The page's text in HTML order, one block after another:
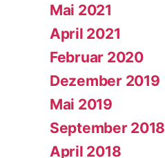
Mai 2021
April 2021
Februar 2020
Dezember 2019
Mai 2019
September 2018
April 2018